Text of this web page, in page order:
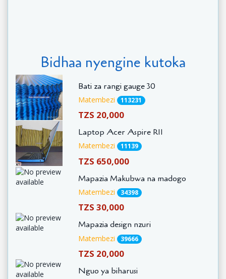
Bidhaa nyengine kutoka
Bati za rangi gauge 30
Matembezi 113231
TZS 20,000
Laptop Acer Aspire R11
Matembezi 11139
TZS 650,000
Mapazia Makubwa na madogo
Matembezi 34398
TZS 30,000
Mapazia design nzuri
Matembezi 39666
TZS 20,000
Nguo ya biharusi